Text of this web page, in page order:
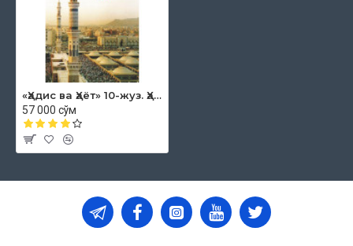
Ҳарами шарифга ҳадйи аташ
Макка ҳарами фазли ҳақида
Маккага эҳромсиз кириш жоиз
Замзам сувидан ичиш ва олиб кетиш
Ҳожига сув бериш фазли
Каъбани Аллоҳ таоло ҳифз этгани ҳақида
Мадинанинг фазли ҳақида
Мадина Аллоҳ таоло инояти ила қўрилган
Набий алайҳиссаломнинг Мадинага ва унинг аҳлига дуолари
Набий соллаллоҳу алайҳи васаллам қабрларини зиёрат қилиш
«Ҳадис ва Ҳаёт» 10-жуз. Ҳаж китоби
57 000 сўм